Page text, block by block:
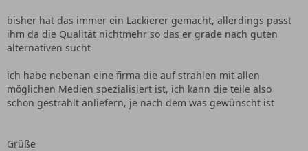
bisher hat das immer ein Lackierer gemacht, allerdings passt
ihm da die Qualität nichtmehr so das er grade nach guten
alternativen sucht
ich habe nebenan eine firma die auf strahlen mit allen
möglichen Medien spezialisiert ist, ich kann die teile also
schon gestrahlt anliefern, je nach dem was gewünscht ist
Grüße